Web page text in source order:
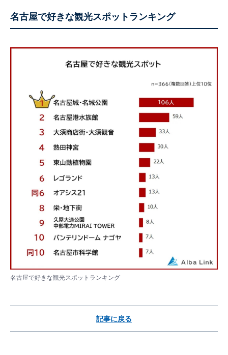
名古屋で好きな観光スポットランキング
名古屋で好きな観光スポットランキング
記事に戻る